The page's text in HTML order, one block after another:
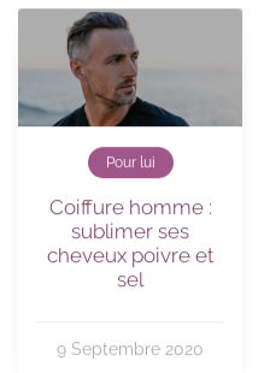
Pour lui
Coiffure homme :
sublimer ses
cheveux poivre et
sel
9 Septembre 2020